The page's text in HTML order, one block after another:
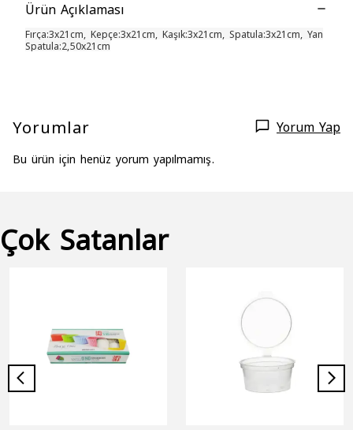
Ürün Açıklaması
Fırça:3x21cm, Kepçe:3x21cm, Kaşık:3x21cm, Spatula:3x21cm, Yan
Spatula:2,50x21cm
Yorumlar Yorum Yap
Bu ürün için henüz yorum yapılmamış.
Çok Satanlar